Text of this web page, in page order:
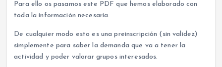
Para ello os pasamos este PDF que hemos elaborado con
toda la información necesaria.
De cualquier modo esto es una preinscripción (sin validez)
simplemente para saber la demanda que va a tener la
actividad y poder valorar grupos interesados.